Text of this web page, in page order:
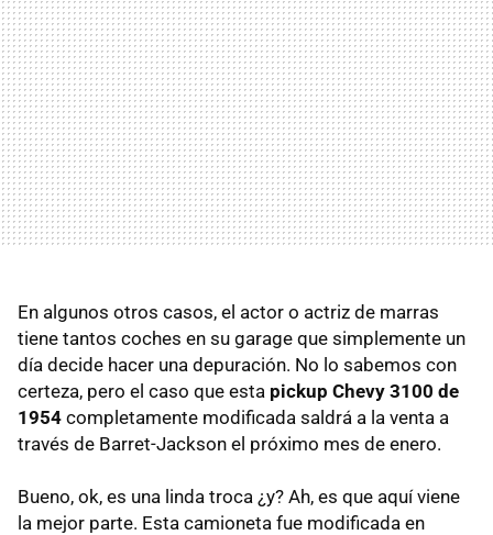
En algunos otros casos, el actor o actriz de marras
tiene tantos coches en su garage que simplemente un
día decide hacer una depuración. No lo sabemos con
certeza, pero el caso que esta pickup Chevy 3100 de
1954 completamente modificada saldrá a la venta a
través de Barret-Jackson el próximo mes de enero.
Bueno, ok, es una linda troca ¿y? Ah, es que aquí viene
la mejor parte. Esta camioneta fue modificada en